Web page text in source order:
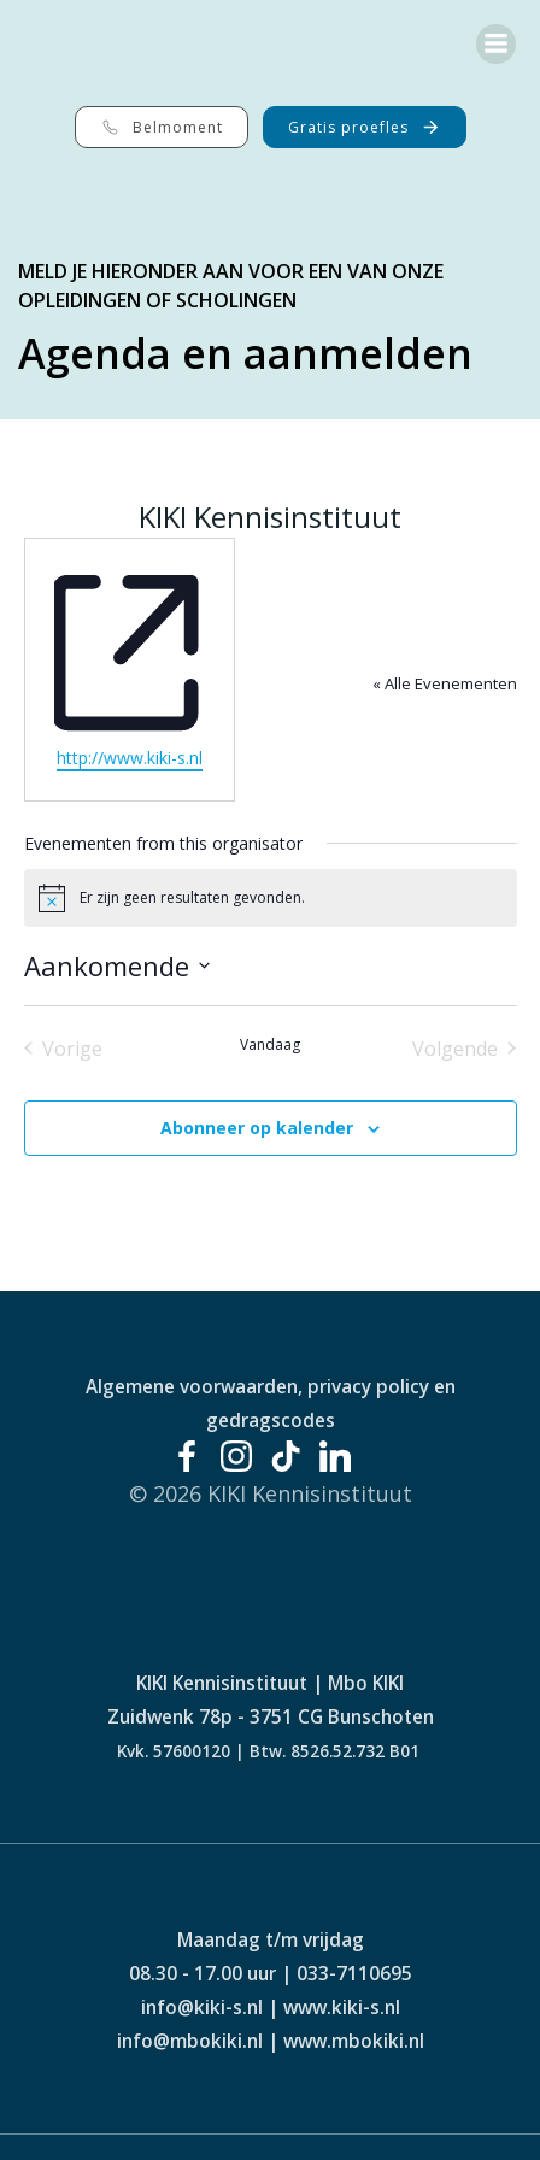
a
d
o
u
d
Belmoment Gratis proefles
MELD JE HIERONDER AAN VOOR EEN VAN ONZE
OPLEIDINGEN OF SCHOLINGEN
Agenda en aanmelden
KIKI Kennisinstituut
« Alle Evenementen
Website
http://www.kiki-s.nl
Evenementen from this organisator
BerichtEr zijn geen resultaten gevonden.
Aankomende
datum.
Vorige
Vandaag
Volgende
Abonneer op kalender
Algemene voorwaarden, privacy policy en
gedragscodes
© 2026 KIKI Kennisinstituut
KIKI Kennisinstituut | Mbo KIKI
Zuidwenk 78p - 3751 CG Bunschoten
Kvk. 57600120 | Btw. 8526.52.732 B01
Maandag t/m vrijdag
08.30 - 17.00 uur | 033-7110695
info@kiki-s.nl | www.kiki-s.nl
info@mbokiki.nl | www.mbokiki.nl